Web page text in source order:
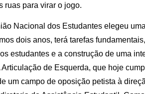
ruas para virar o jogo.
Nacional dos Estudantes elegeu
dois anos, terá tarefas
estudantes e a construção de uma
Articulação de Esquerda, que hoje
um campo de oposição petista à